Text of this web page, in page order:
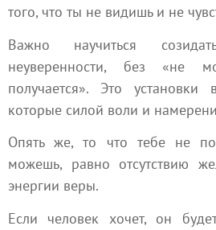
того, что ты не видишь и не
Важно научиться
неуверенности, без «не
получается». Это
которые силой воли и
Опять же, то что тебе не
можешь, равно отсутствию
энергии веры.
Если человек хочет, он